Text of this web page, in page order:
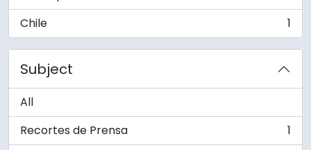
Chile
, 1 results 1
Subject
All
Recortes de Prensa
, 1 results
1